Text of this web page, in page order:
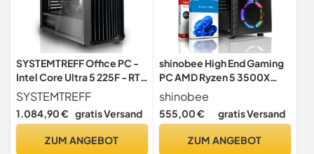
SYSTEMTREFF Office PC -
Intel Core Ultra 5 225F - RTX
3050 6GB
SYSTEMTREFF
1.084,90 € gratis Versand
ZUM ANGEBOT
shinobee High End Gaming
PC AMD Ryzen 5 3500X
6x4.10 GHz • AMD Radeon
RX 580 8GB GDDR5 • 32 GB
DDR4 • 512 GB SSD • WLAN
Computer Gaming Rechner
shinobee
555,00 € gratis Versand
ZUM ANGEBOT